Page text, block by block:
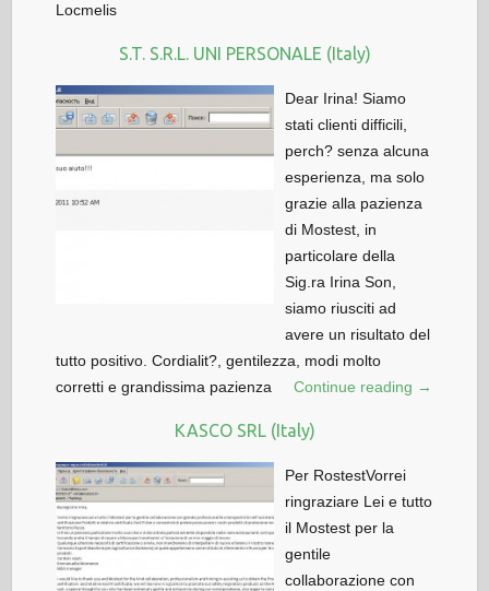
Locmelis
S.T. S.R.L. UNI PERSONALE (Italy)
Dear Irina! Siamo
stati clienti difficili,
perch? senza alcuna
esperienza, ma solo
grazie alla pazienza
di Mostest, in
particolare della
Sig.ra Irina Son,
siamo riusciti ad
avere un risultato del
tutto positivo. Cordialit?, gentilezza, modi molto
corretti e grandissima pazienza
Continue reading →
KASCO SRL (Italy)
Per RostestVorrei
ringraziare Lei e tutto
il Mostest per la
gentile
collaborazione con